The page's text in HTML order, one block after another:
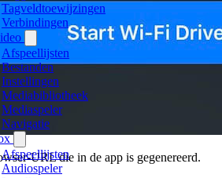
Tagveldtoewijzingen
Verbindingen
Afspeellijsten
Bestanden
Instellingen
Mediabibliotheek
Mediaspeler
Navigatie
Afspeellijsten
Audiospeler
URL die in de app is gegenereerd.